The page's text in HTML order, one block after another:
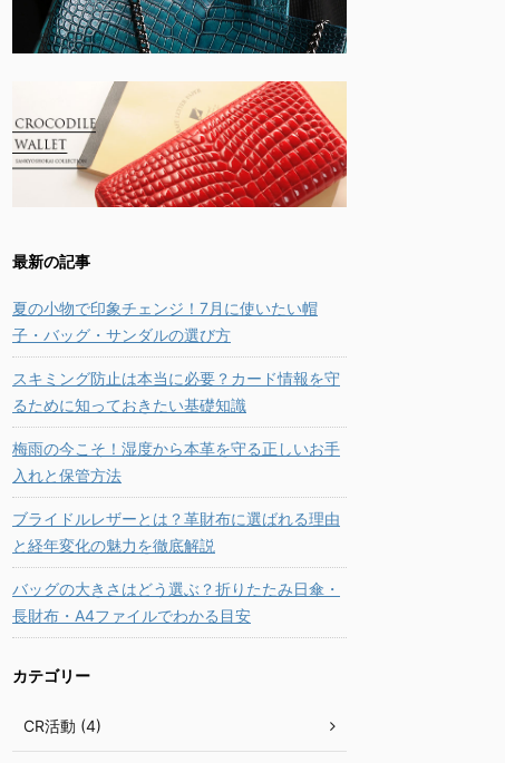
最新の記事
夏の小物で印象チェンジ！7月に使いたい帽
子・バッグ・サンダルの選び方
スキミング防止は本当に必要？カード情報を守
るために知っておきたい基礎知識
梅雨の今こそ！湿度から本革を守る正しいお手
入れと保管方法
ブライドルレザーとは？革財布に選ばれる理由
と経年変化の魅力を徹底解説
バッグの大きさはどう選ぶ？折りたたみ日傘・
長財布・A4ファイルでわかる目安
カテゴリー
CR活動 (4)